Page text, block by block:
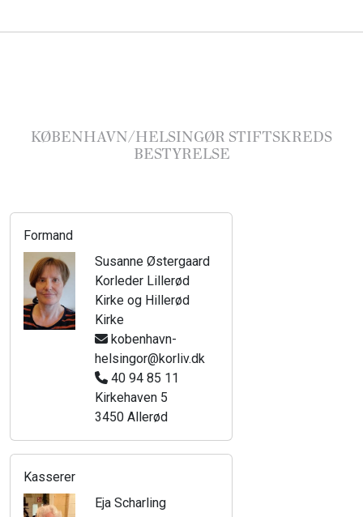
KØBENHAVN/HELSINGØR STIFTSKREDS
BESTYRELSE
Formand
Susanne Østergaard
Korleder Lillerød
Kirke og Hillerød
Kirke
kobenhavn-
helsingor@korliv.dk
40 94 85 11
Kirkehaven 5
3450 Allerød
Kasserer
Eja Scharling